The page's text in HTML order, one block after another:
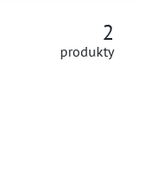
2
produkty